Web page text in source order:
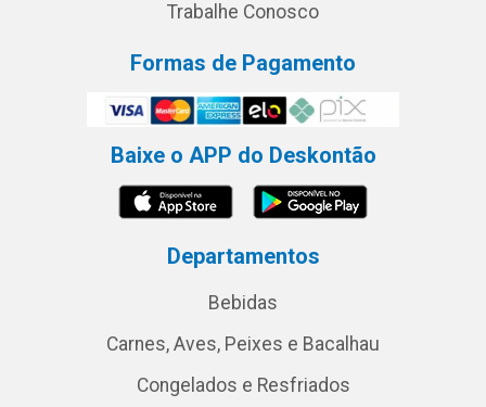
Trabalhe Conosco
Formas de Pagamento
Baixe o APP do Deskontão
Departamentos
Bebidas
Carnes, Aves, Peixes e Bacalhau
Congelados e Resfriados